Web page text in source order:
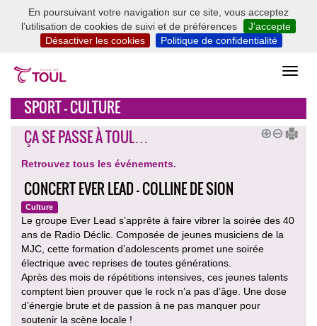
En poursuivant votre navigation sur ce site, vous acceptez
l’utilisation de cookies de suivi et de préférences
J’accepte
Désactiver les cookies
Politique de confidentialité
SPORT - CULTURE
ÇA SE PASSE À TOUL…
Retrouvez tous les événements.
CONCERT EVER LEAD - COLLINE DE SION
Culture
Le groupe Ever Lead s’apprête à faire vibrer la soirée des 40
ans de Radio Déclic. Composée de jeunes musiciens de la
MJC, cette formation d’adolescents promet une soirée
électrique avec reprises de toutes générations.
Après des mois de répétitions intensives, ces jeunes talents
comptent bien prouver que le rock n’a pas d’âge. Une dose
d’énergie brute et de passion à ne pas manquer pour
soutenir la scène locale !